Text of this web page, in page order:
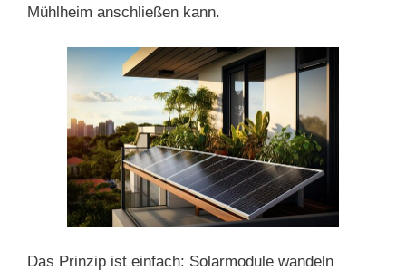
Mühlheim anschließen kann.
Das Prinzip ist einfach: Solarmodule wandeln